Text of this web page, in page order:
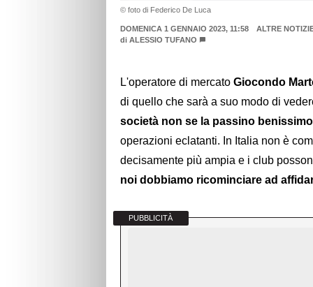
© foto di Federico De Luca
DOMENICA 1 GENNAIO 2023, 11:58
ALTRE
di ALESSIO TUFANO
L'operatore di mercato Giocondo
di quello che sarà a suo modo di
società non se la passino
operazioni eclatanti. In Italia non è
decisamente più ampia e i club
noi dobbiamo ricominciare ad
PUBBLICITÀ